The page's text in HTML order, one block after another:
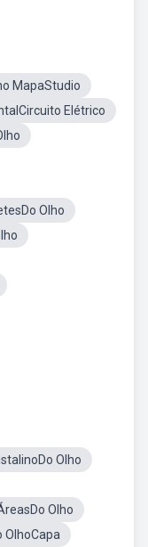
MapaStudio
Elétrico
Olho
Olho
Olho
OlhoCapa